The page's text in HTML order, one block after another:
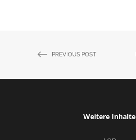
PREVIOUS POST
Weitere Inhalte